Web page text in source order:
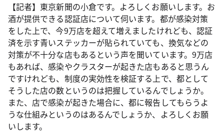
【記者】東京新聞の小倉です。よろしくお願いします。お
酒が提供できる認証店について伺います。都が感染対策
をした上で、今9万店を超えて増えましたけれども、認証
済を示す青いステッカーが貼られていても、換気などの
対策が不十分な店もあるという声を聞いています。9万店
もあれば、感染やクラスターが起きた店もあると思うん
ですけれども、制度の実効性を検証する上で、都として
そうした店の数というのは把握しているんでしょうか。
また、店で感染が起きた場合に、都に報告してもらうよ
うな仕組みというのはあるんでしょうか、よろしくお願
いします。